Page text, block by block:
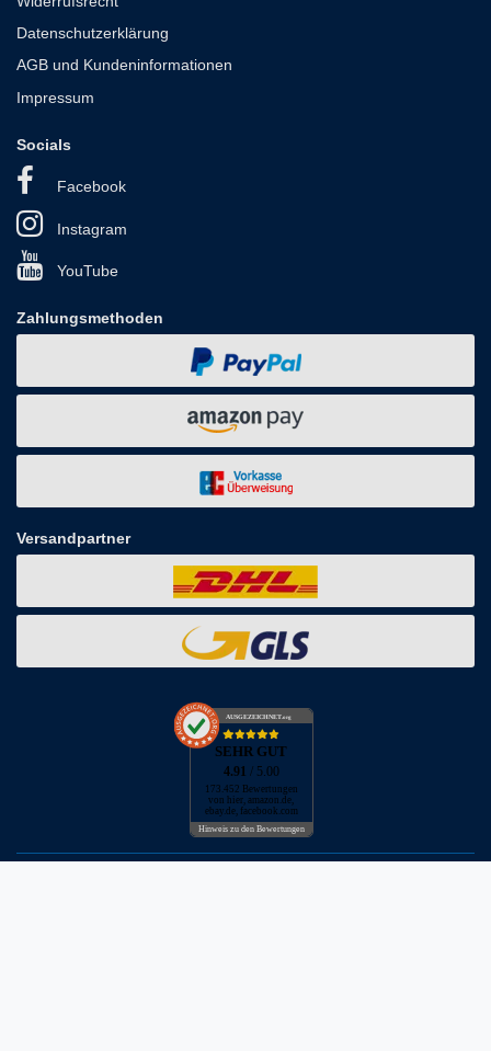
Datenschutzerklärung
AGB und Kundeninformationen
Impressum
Socials
Facebook
Instagram
YouTube
Zahlungsmethoden
Versandpartner
AUSGEZEICHNET.org
SEHR GUT
4.91 / 5.00
173.452 Bewertungen
von hier, amazon.de,
ebay.de, facebook.com
Hinweis zu den Bewertungen